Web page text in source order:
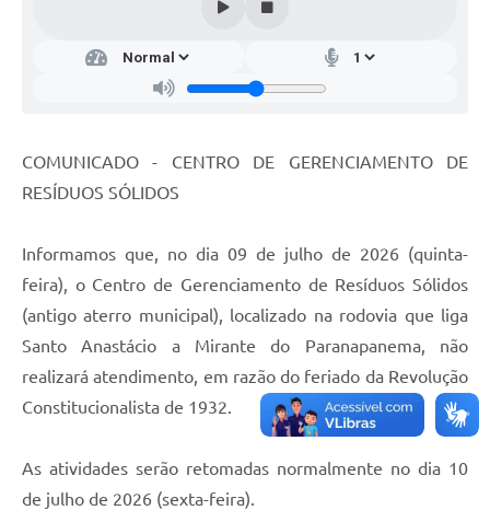
COMUNICADO - CENTRO DE GERENCIAMENTO DE
RESÍDUOS SÓLIDOS
Informamos que, no dia 09 de julho de 2026 (quinta-
feira), o Centro de Gerenciamento de Resíduos Sólidos
(antigo aterro municipal), localizado na rodovia que liga
Santo Anastácio a Mirante do Paranapanema, não
realizará atendimento, em razão do feriado da Revolução
Constitucionalista de 1932.
As atividades serão retomadas normalmente no dia 10
de julho de 2026 (sexta-feira).